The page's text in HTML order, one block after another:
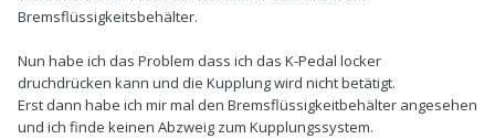
Bremsflüssigkeitsbehälter.
Nun habe ich das Problem dass ich das K-Pedal locker
druchdrücken kann und die Kupplung wird nicht betätigt.
Erst dann habe ich mir mal den Bremsflüssigkeitbehälter angesehen
und ich finde keinen Abzweig zum Kupplungssystem.